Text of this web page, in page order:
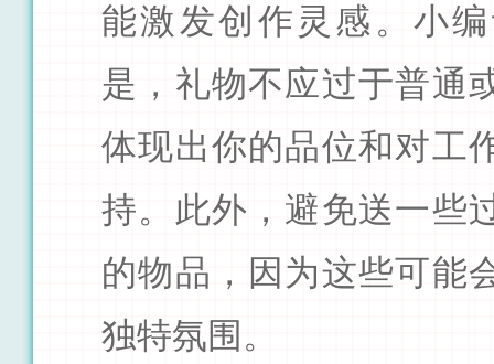
能激发创作灵感。小
是，礼物不应过于普通
体现出你的品位和对工
持。此外，避免送一些
的物品，因为这些可能
独特氛围。